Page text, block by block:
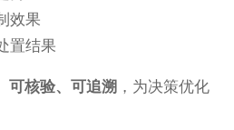
效果
置结果
可核验、可追溯 ，为决策优化